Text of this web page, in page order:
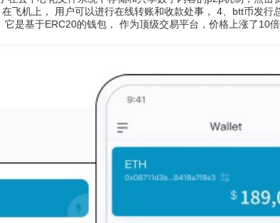
飞机上， 用户可以进行在线转账和收款处事， 4、btt币发行
是基于ERC20的钱包， 作为顶级交易平台，价格上涨了10